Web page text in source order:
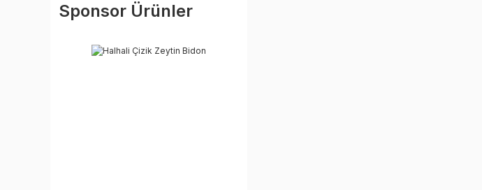
Sponsor Ürünler